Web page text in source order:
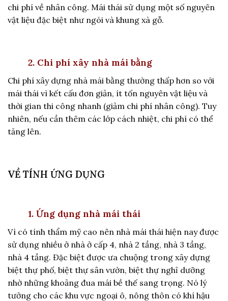
chi phí về nhân công. Mái thái sử dụng một số nguyên
vật liệu đặc biệt như ngói và khung xà gỗ.
2. Chi phí xây nhà mái bằng
Chi phí xây dựng nhà mái bằng thường thấp hơn so với
mái thái vì kết cấu đơn giản, ít tốn nguyên vật liệu và
thời gian thi công nhanh (giảm chi phí nhân công). Tuy
nhiên, nếu cần thêm các lớp cách nhiệt, chi phí có thể
tăng lên.
VỀ TÍNH ỨNG DỤNG
1. Ứng dụng nhà mái thái
Vì có tính thẩm mỹ cao nên nhà mái thái hiện nay được
sử dụng nhiều ở nhà ở cấp 4, nhà 2 tầng, nhà 3 tầng,
nhà 4 tầng. Đặc biệt được ưa chuộng trong xây dựng
biệt thự phố, biệt thự sân vườn, biệt thự nghỉ dưỡng
nhờ những khoảng đua mái bề thế sang trọng. Nó lý
tưởng cho các khu vực ngoại ô, nông thôn có khí hậu